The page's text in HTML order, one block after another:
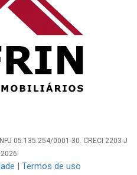
05.135.254/0001-30. CRECI 2203-J
| Termos de uso